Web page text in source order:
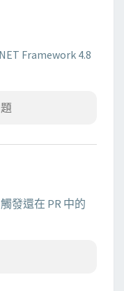
Framework 4.8
發還在 PR 中的